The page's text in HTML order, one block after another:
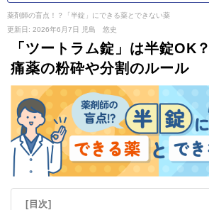
薬剤師の盲点！？「半錠」にできる薬とできない薬
更新日: 2026年6月7日
児島 悠史
「ツートラム錠」は半錠OK
痛薬の粉砕や分割のルール
[目次]